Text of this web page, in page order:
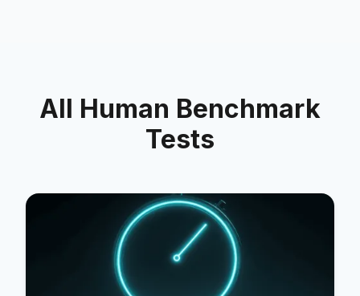
All Human Benchmark
Tests